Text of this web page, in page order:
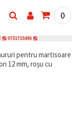
0
0731715486
pentru martisoare
12 mm, roșu cu